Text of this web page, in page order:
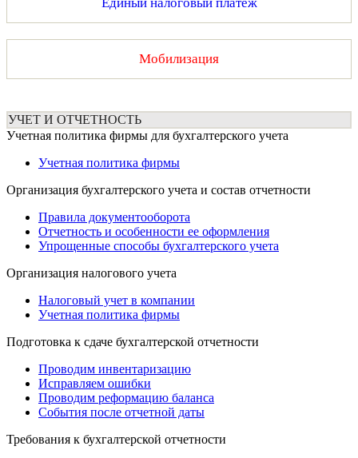
Мобилизация
УЧЕТ И ОТЧЕТНОСТЬ
Учетная политика фирмы для бухгалтерского учета
Учетная политика фирмы
Организация бухгалтерского учета и состав отчетности
Правила документооборота
Отчетность и особенности ее оформления
Упрощенные способы бухгалтерского учета
Организация налогового учета
Налоговый учет в компании
Учетная политика фирмы
Подготовка к сдаче бухгалтерской отчетности
Проводим инвентаризацию
Исправляем ошибки
Проводим реформацию баланса
События после отчетной даты
Требования к бухгалтерской отчетности